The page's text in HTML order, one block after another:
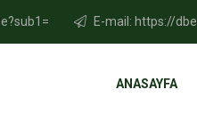
E-mail: https://
ANASAYFA